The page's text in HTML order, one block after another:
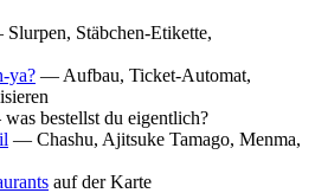
Stäbchen-Etikette,
ya? — Aufbau, Ticket-Automat,
bestellst du eigentlich?
— Chashu, Ajitsuke Tamago, Menma,
auf der Karte